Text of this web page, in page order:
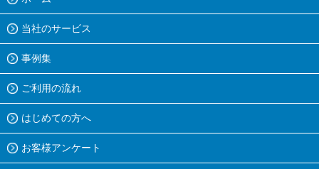
当社のサービス
事例集
ご利用の流れ
はじめての方へ
お客様アンケート